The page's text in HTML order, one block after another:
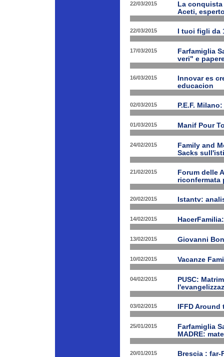
22/03/2015
La
Aceti,
22/03/2015 I tuoi figli da
17/03/2015
Farfamiglia
veri" e
16/03/2015
Innovar es
educacion
02/03/2015 P.E.F.
01/03/2015 Manif Pour
24/02/2015
Family and
Sacks
21/02/2015
Forum delle
riconfermata
20/02/2015 Istantv:
14/02/2015
13/02/2015 Giovanni
10/02/2015 Vacanze
04/02/2015
PUSC:
03/02/2015 IFFD
25/01/2015
Farfamiglia
MADRE:
20/01/2015
Brescia :